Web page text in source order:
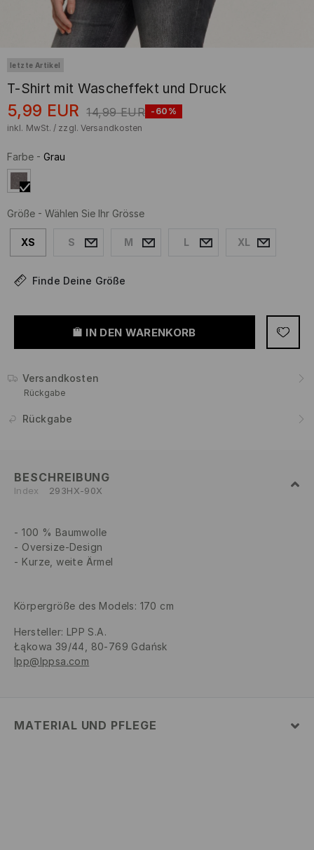
letzte Artikel
T-Shirt mit Wascheffekt und Druck
5,99 EUR 14,99 EUR -60%
inkl. MwSt. / zzgl. Versandkosten
Farbe - Grau
Größe - Wählen Sie Ihr Grösse
XS S M L XL
Finde Deine Größe
IN DEN WARENKORB
Versandkosten
Rückgabe
Rückgabe
BESCHREIBUNG
Index 293HX-90X
100 % Baumwolle
Oversize-Design
Kurze, weite Ärmel
Körpergröße des Models: 170 cm
Hersteller: LPP S.A.
Łąkowa 39/44, 80-769 Gdańsk
lpp@lppsa.com
MATERIAL UND PFLEGE